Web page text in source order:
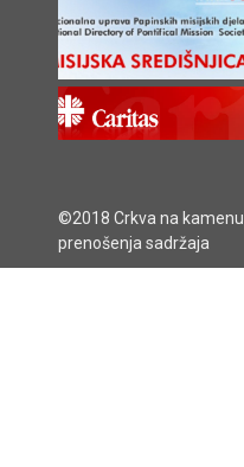
©2018 Crkva na kamenu
prenošenja sadržaja